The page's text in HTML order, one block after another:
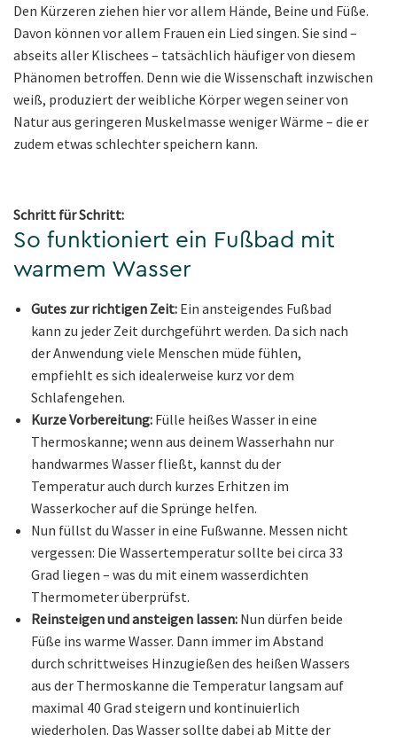
Den Kürzeren ziehen hier vor allem Hände, Beine und Füße.
Davon können vor allem Frauen ein Lied singen. Sie sind –
abseits aller Klischees – tatsächlich häufiger von diesem
Phänomen betroffen. Denn wie die Wissenschaft inzwischen
weiß, produziert der weibliche Körper wegen seiner von
Natur aus geringeren Muskelmasse weniger Wärme – die er
zudem etwas schlechter speichern kann.
Schritt für Schritt:
So funktioniert ein Fußbad mit
warmem Wasser
Gutes zur richtigen Zeit: Ein ansteigendes Fußbad
kann zu jeder Zeit durchgeführt werden. Da sich nach
der Anwendung viele Menschen müde fühlen,
empfiehlt es sich idealerweise kurz vor dem
Schlafengehen.
Kurze Vorbereitung: Fülle heißes Wasser in eine
Thermoskanne; wenn aus deinem Wasserhahn nur
handwarmes Wasser fließt, kannst du der
Temperatur auch durch kurzes Erhitzen im
Wasserkocher auf die Sprünge helfen.
Nun füllst du Wasser in eine Fußwanne. Messen nicht
vergessen: Die Wassertemperatur sollte bei circa 33
Grad liegen – was du mit einem wasserdichten
Thermometer überprüfst.
Reinsteigen und ansteigen lassen: Nun dürfen beide
Füße ins warme Wasser. Dann immer im Abstand
durch schrittweises Hinzugießen des heißen Wassers
aus der Thermoskanne die Temperatur langsam auf
maximal 40 Grad steigern und kontinuierlich
wiederholen. Das Wasser sollte dabei ab Mitte der